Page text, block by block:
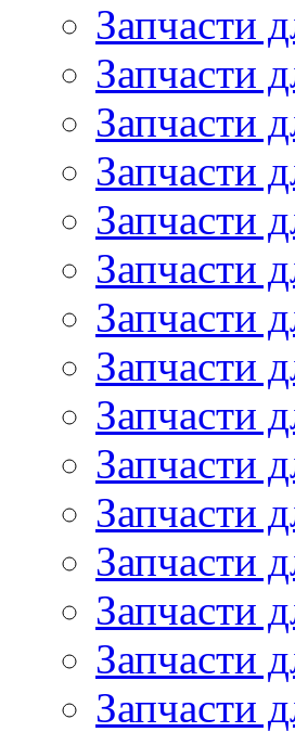
Запчасти
Запчасти
Запчасти
Запчасти
Запчасти
Запчасти
Запчасти
Запчасти
Запчасти
Запчасти
Запчасти
Запчасти
Запчасти
Запчасти
Запчасти